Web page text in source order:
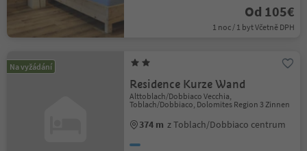
Od 105€
1 noc / 1 byt Včetně DPH
Na vyžádání
Residence Kurze Wand
Alttoblach/Dobbiaco Vecchia,
Toblach/Dobbiaco, Dolomites Region 3 Zinnen
374 m z Toblach/Dobbiaco centrum